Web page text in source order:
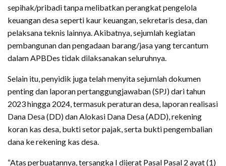
sepihak/pribadi tanpa melibatkan perangkat pengelola
keuangan desa seperti kaur keuangan, sekretaris desa, dan
pelaksana teknis lainnya. Akibatnya, sejumlah kegiatan
pembangunan dan pengadaan barang/jasa yang tercantum
dalam APBDes tidak dilaksanakan seluruhnya.
Selain itu, penyidik juga telah menyita sejumlah dokumen
penting dan laporan pertanggungjawaban (SPJ) dari tahun
2023 hingga 2024, termasuk peraturan desa, laporan realisasi
Dana Desa (DD) dan Alokasi Dana Desa (ADD), rekening
koran kas desa, bukti setor pajak, serta bukti pengembalian
dana ke rekening kas desa.
“Atas perbuatannya, tersangka I dijerat Pasal Pasal 2 ayat (1)